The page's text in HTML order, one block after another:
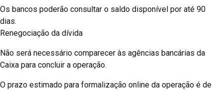
Os bancos poderão consultar o saldo disponível por até 90
dias.
Renegociação da dívida
Não será necessário comparecer às agências bancárias da
Caixa para concluir a operação.
O prazo estimado para formalização online da operação é de